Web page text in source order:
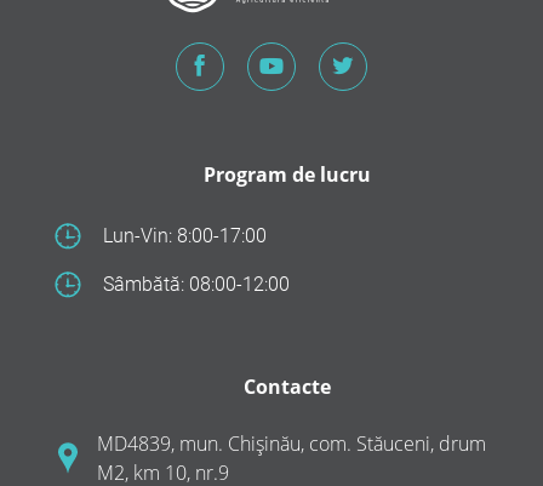
Program de lucru
Lun-Vin: 8:00-17:00
Sâmbătă: 08:00-12:00
Contacte
MD4839, mun. Chișinău, com. Stăuceni, drum
M2, km 10, nr.9